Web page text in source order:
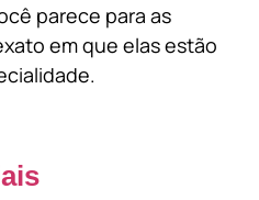
parece para as
em que elas estão